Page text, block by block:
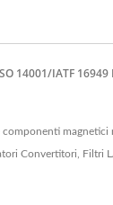
14001/IATF
componenti
Convertitori, Filtri